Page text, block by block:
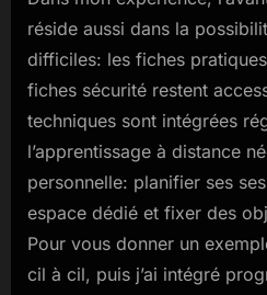
réside aussi dans la
difficiles: les fiches
fiches sécurité restent
techniques sont intégrées
l’apprentissage à distance
personnelle: planifier ses
espace dédié et fixer des
Pour vous donner un
cil à cil, puis j’ai intégré